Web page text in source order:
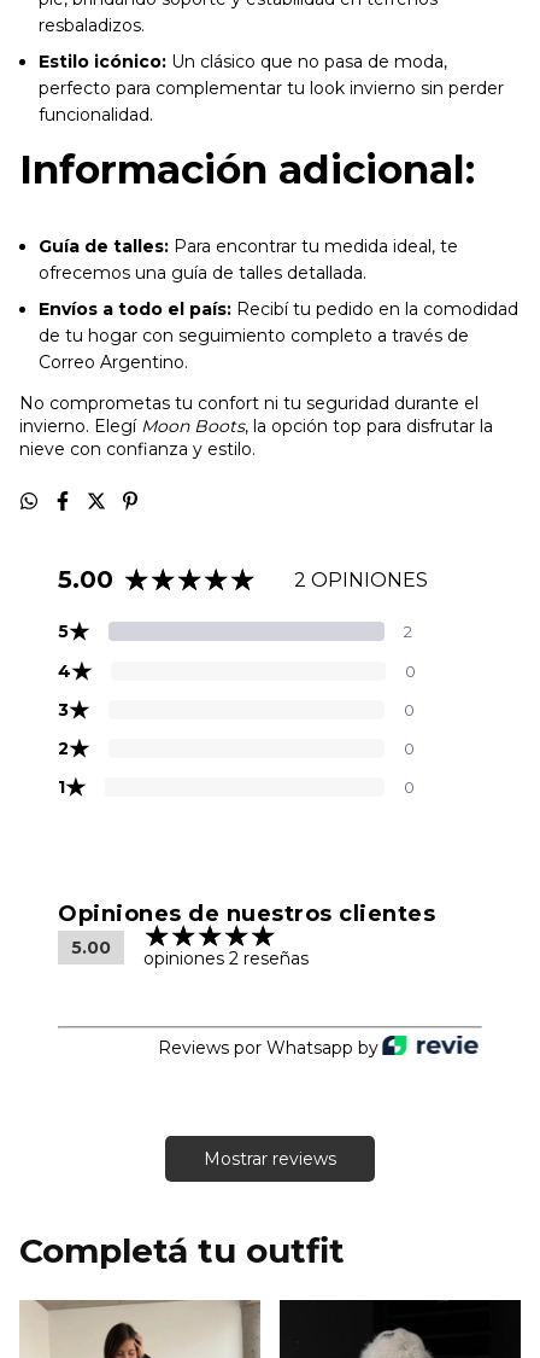
resbaladizos.
Estilo icónico: Un clásico que no pasa de moda,
perfecto para complementar tu look invierno sin perder
funcionalidad.
Información adicional:
Guía de talles: Para encontrar tu medida ideal, te
ofrecemos una guía de talles detallada.
Envíos a todo el país: Recibí tu pedido en la comodidad
de tu hogar con seguimiento completo a través de
Correo Argentino.
No comprometas tu confort ni tu seguridad durante el
invierno. Elegí Moon Boots, la opción top para disfrutar la
nieve con confianza y estilo.
5.00 2 OPINIONES
5★ 2
4★ 0
3★ 0
2★ 0
1★ 0
Opiniones de nuestros clientes
5.00 opiniones 2 reseñas
Reviews por Whatsapp by
Mostrar reviews